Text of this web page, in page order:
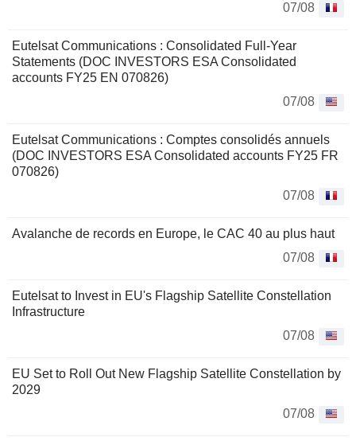
07/08
Eutelsat Communications : Consolidated Full-Year
Statements (DOC INVESTORS ESA Consolidated
accounts FY25 EN 070826)
07/08
Eutelsat Communications : Comptes consolidés annuels
(DOC INVESTORS ESA Consolidated accounts FY25 FR
070826)
07/08
Avalanche de records en Europe, le CAC 40 au plus haut
07/08
Eutelsat to Invest in EU's Flagship Satellite Constellation
Infrastructure
07/08
EU Set to Roll Out New Flagship Satellite Constellation by
2029
07/08